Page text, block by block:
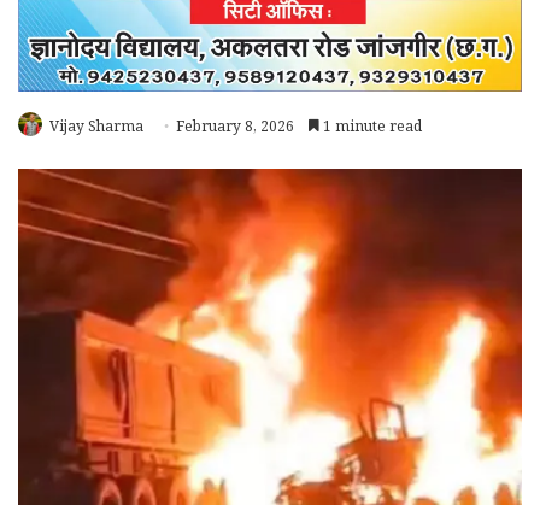
Vijay Sharma February 8, 2026 1 minute read